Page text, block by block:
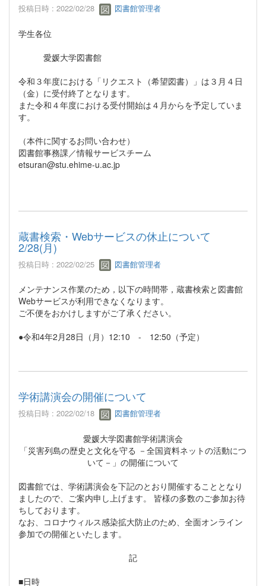
投稿日時 : 2022/02/28 図書館管理者
学生各位
愛媛大学図書館
令和３年度における「リクエスト（希望図書）」は３月４日
（金）に受付終了となります。
また令和４年度における受付開始は４月からを予定していま
す。
（本件に関するお問い合わせ）
図書館事務課／情報サービスチーム
etsuran@stu.ehime-u.ac.jp
蔵書検索・Webサービスの休止について
2/28(月)
投稿日時 : 2022/02/25 図書館管理者
メンテナンス作業のため，以下の時間帯，蔵書検索と図書館
Webサービスが利用できなくなります。
ご不便をおかけしますがご了承ください。
●令和4年2月28日（月）12:10 - 12:50（予定）
学術講演会の開催について
投稿日時 : 2022/02/18 図書館管理者
愛媛大学図書館学術講演会
「災害列島の歴史と文化を守る －全国資料ネットの活動につ
いて－」の開催について
図書館では、学術講演会を下記のとおり開催することとなり
ましたので、ご案内申し上げます。 皆様の多数のご参加お待
ちしております。
なお、コロナウィルス感染拡大防止のため、全面オンライン
参加での開催といたします。
記
■日時